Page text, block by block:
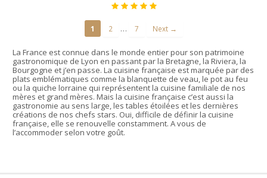
1 2 … 7 Next →
La France est connue dans le monde entier pour son patrimoine
gastronomique de Lyon en passant par la Bretagne, la Riviera, la
Bourgogne et j’en passe. La cuisine française est marquée par des
plats emblématiques comme la blanquette de veau, le pot au feu
ou la quiche lorraine qui représentent la cuisine familiale de nos
mères et grand mères. Mais la cuisine française c’est aussi la
gastronomie au sens large, les tables étoilées et les dernières
créations de nos chefs stars. Oui, difficile de définir la cuisine
française, elle se renouvelle constamment. A vous de
l’accommoder selon votre goût.